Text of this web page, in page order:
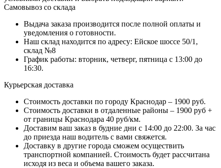
Самовывоз со склада
Выдача заказа производится после полной оплаты и
уведомления о готовности.
Наш склад находится по адресу: Ейское шоссе 50/1,
склад №8
График работы: вторник, четверг, пятница с 13:00 до
16:30.
Курьерская доставка
Стоимость доставки по городу Краснодар – 1900 руб.
Стоимость доставки в отдаленные районы – 1900 руб +
от границы Краснодара 40 руб/км.
Доставим ваш заказ в будние дни с 14:00 до 22:00. За час
до приезда наш водитель с вами свяжется.
Доставку в другие города сможем осуществить
транспортной компанией. Стоимость будет рассчитана
исходя из веса и объема вашего заказа.